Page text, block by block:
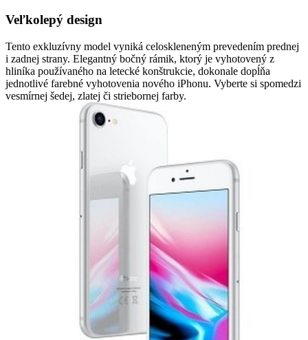
Veľkolepý design
Tento exkluzívny model vyniká celoskleneným prevedením prednej
i zadnej strany. Elegantný bočný rámik, ktorý je vyhotovený z
hliníka používaného na letecké konštrukcie, dokonale dopĺňa
jednotlivé farebné vyhotovenia nového iPhonu. Vyberte si spomedzi
vesmírnej šedej, zlatej či striebornej farby.